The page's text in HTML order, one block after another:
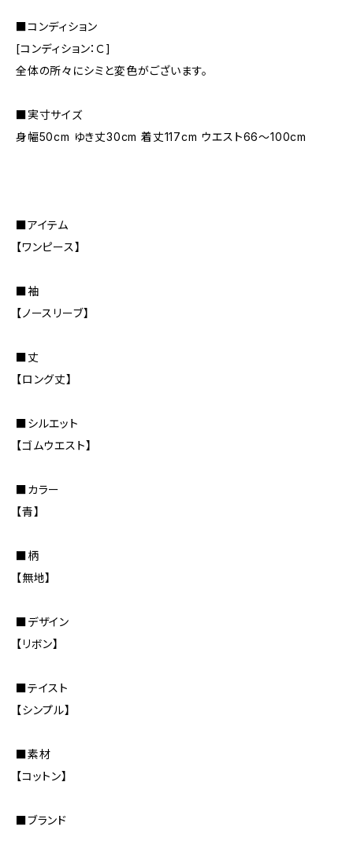
■コンディション
[コンディション：Ｃ]
全体の所々にシミと変色がございます。
■実寸サイズ
身幅50cm ゆき丈30cm 着丈117cm ウエスト66〜100cm
■アイテム
【ワンピース】
■袖
【ノースリーブ】
■丈
【ロング丈】
■シルエット
【ゴムウエスト】
■カラー
【青】
■柄
【無地】
■デザイン
【リボン】
■テイスト
【シンプル】
■素材
【コットン】
■ブランド